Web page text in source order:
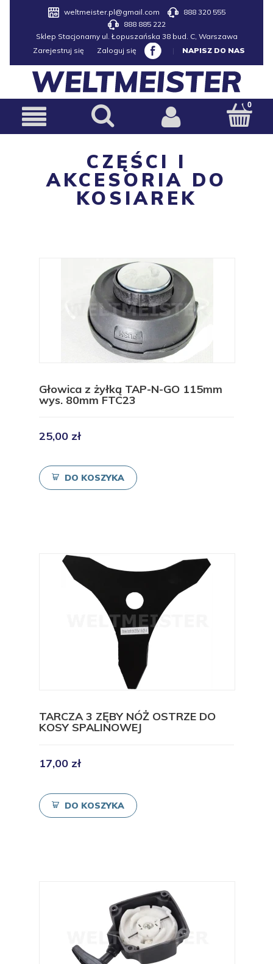
weltmeister.pl@gmail.com
888 320 555
888 885 222
Sklep Stacjonarny ul. Łopuszańska 38 bud. C, Warszawa
Zarejestruj się
Zaloguj się | NAPISZ DO NAS
CZĘŚCI I
AKCESORIA DO
KOSIAREK
Głowica z żyłką TAP-N-GO 115mm
wys. 80mm FTC23
25,00 zł
DO KOSZYKA
TARCZA 3 ZĘBY NÓŻ OSTRZE DO
KOSY SPALINOWEJ
17,00 zł
DO KOSZYKA